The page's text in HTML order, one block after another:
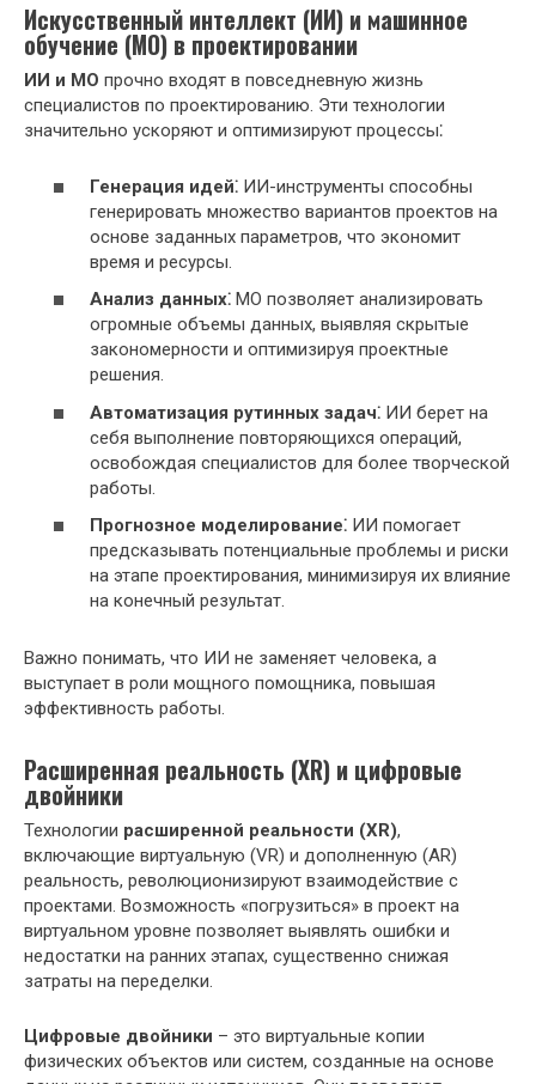
Искусственный интеллект (ИИ) и машинное
обучение (МО) в проектировании
ИИ и МО прочно входят в повседневную жизнь
специалистов по проектированию. Эти технологии
значительно ускоряют и оптимизируют процессы⁚
Генерация идей⁚ ИИ-инструменты способны
генерировать множество вариантов проектов на
основе заданных параметров, что экономит
время и ресурсы.
Анализ данных⁚ МО позволяет анализировать
огромные объемы данных, выявляя скрытые
закономерности и оптимизируя проектные
решения.
Автоматизация рутинных задач⁚ ИИ берет на
себя выполнение повторяющихся операций,
освобождая специалистов для более творческой
работы.
Прогнозное моделирование⁚ ИИ помогает
предсказывать потенциальные проблемы и риски
на этапе проектирования, минимизируя их влияние
на конечный результат.
Важно понимать, что ИИ не заменяет человека, а
выступает в роли мощного помощника, повышая
эффективность работы.
Расширенная реальность (XR) и цифровые
двойники
Технологии расширенной реальности (XR),
включающие виртуальную (VR) и дополненную (AR)
реальность, революционизируют взаимодействие с
проектами. Возможность «погрузиться» в проект на
виртуальном уровне позволяет выявлять ошибки и
недостатки на ранних этапах, существенно снижая
затраты на переделки.
Цифровые двойники – это виртуальные копии
физических объектов или систем, созданные на основе